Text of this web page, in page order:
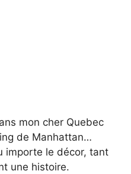
mon cher Quebec
de Manhattan…
importe le décor, tant
une histoire.